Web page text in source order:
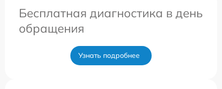
Бесплатная диагностика в день
обращения
Узнать подробнее